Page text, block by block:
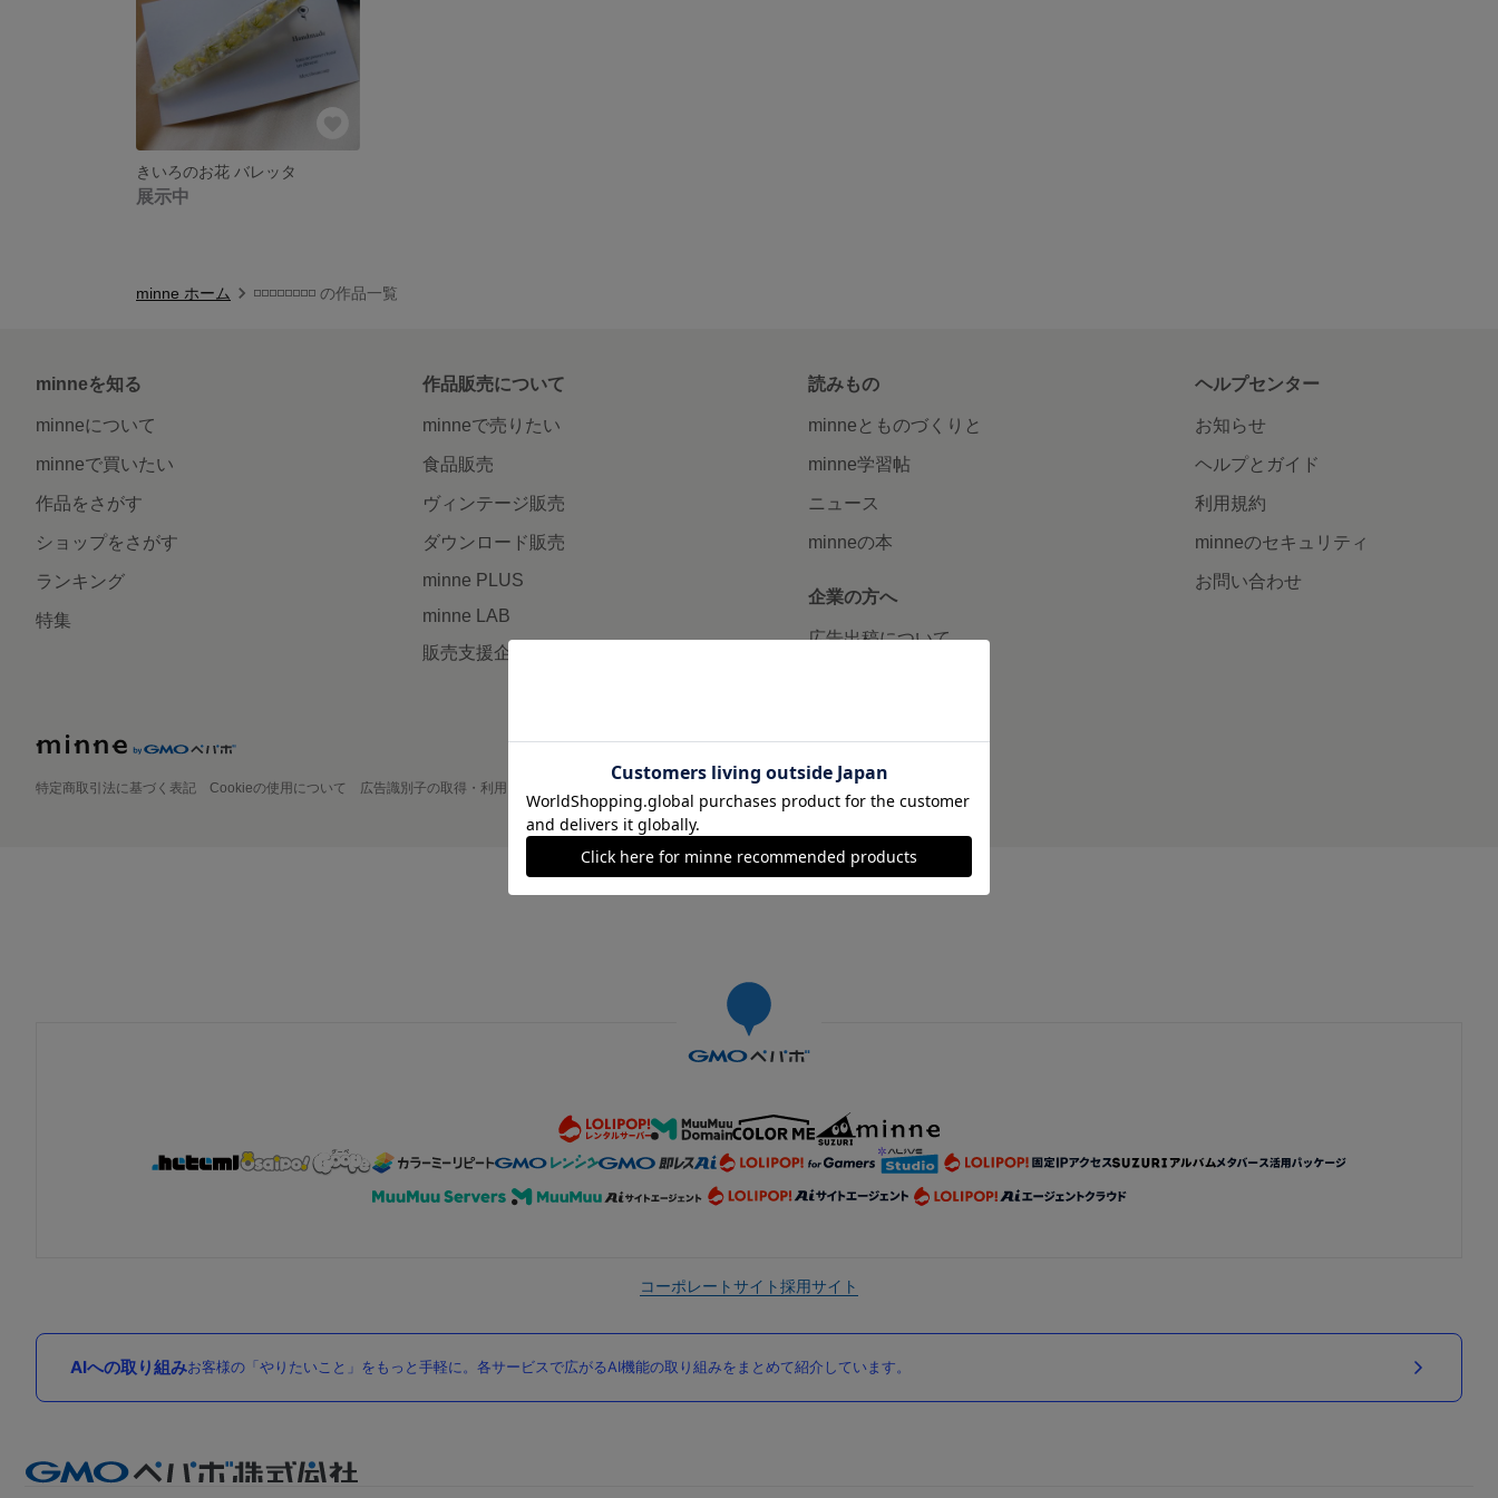
きいろのお花 バレッタ
展示中
minne ホーム ◽️◽️◽️◽️◽️◽️◽️◽️ の作品一覧
minneを知る
minneについて
minneで買いたい
作品をさがす
ショップをさがす
ランキング
特集
作品販売について
minneで売りたい
食品販売
ヴィンテージ販売
ダウンロード販売
minne PLUS
minne LAB
販売支援企画・イベント
読みもの
minneとものづくりと
minne学習帖
ニュース
minneの本
企業の方へ
広告出稿について
ヘルプセンター
お知らせ
ヘルプとガイド
利用規約
minneのセキュリティ
お問い合わせ
特定商取引法に基づく表記 Cookieの使用について 広告識別子の取得・利用 採用情報 メディアキット
©GMO Pepabo, Inc. All rights reserved.
コーポレートサイト採用サイト
AIへの取り組みお客様の「やりたいこと」をもっと手軽に。各サービスで広がるAI機能の取り組みをまとめて紹介しています。